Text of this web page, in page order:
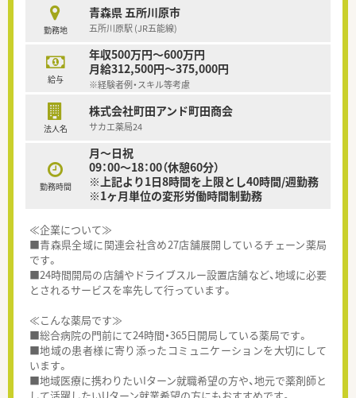
勤務地
青森県 五所川原市
五所川原駅 (JR五能線)
給与
年収500万円～600万円
月給312,500円～375,000円
※経験者例・スキル等考慮
法人名
株式会社町田アンド町田商会
サカエ薬局24
勤務時間
月～日祝
09：00～18：00（休憩60分）
※上記より1日8時間を上限とし40時間/週勤務
※1ヶ月単位の変形労働時間制勤務
≪企業について≫
■青森県全域に関連会社含め27店舗展開しているチェーン薬局
です。
■24時間開局の店舗やドライブスルー設置店舗など、地域に必要
とされるサービスを率先して行っています。
≪こんな薬局です≫
■総合病院の門前にて24時間・365日開局している薬局です。
■地域の患者様に寄り添ったコミュニケーションを大切にして
います。
■地域医療に携わりたいIターン就職希望の方や、地元で薬剤師と